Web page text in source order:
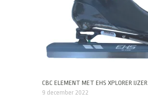
CBC ELEMENT MET EHS XPLORER IJZER
9 december 2022